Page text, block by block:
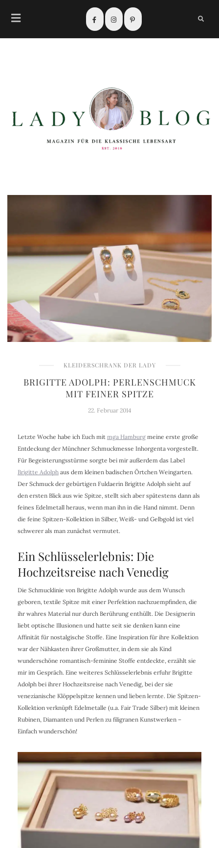
KLEIDERSCHRANK DER LADY
BRIGITTE ADOLPH: PERLENSCHMUCK
MIT FEINER SPITZE
22. Februar 2014
Letzte Woche habe ich Euch mit mga Hamburgmeine erste große
Entdeckung der Münchner Schmuckmesse Inhorgenta vorgestellt.
Für Begeisterungsstürme sorgte bei mir außerdem das Label
Brigitte Adolphaus dem kleinen badischen Örtchen Weingarten.
Der Schmuck der gebürtigen Fuldaerin Brigitte Adolph sieht auf
den ersten Blick aus wie Spitze, stellt sich aber spätestens dann als
feines Edelmetall heraus, wenn man ihn in die Hand nimmt. Denn
die feine Spitzen-Kollektion in Silber, Weiß- und Gelbgold ist viel
schwerer als man zunächst vermutet.
Ein Schlüsselerlebnis: Die
Hochzeitsreise nach Venedig
Die Schmucklinie von Brigitte Adolph wurde aus dem Wunsch
geboren, textile Spitze mit einer Perfektion nachzuempfinden, die
ihr wahres Material nur durch Berührung enthüllt. Die Designerin
liebt optische Illusionen und hatte seit sie denken kann eine
Affinität für nostalgische Stoffe. Eine Inspiration für ihre Kollektion
war der Nähkasten ihrer Großmutter, in dem sie als Kind
wunderschöne romantisch-feminine Stoffe entdeckte, erzählt sie
mir im Gespräch. Eine weiteres Schlüsselerlebnis erfuhr Brigitte
Adolph bei ihrer Hochzeitsreise nach Venedig, bei der sie
venezianische Klöppelspitze kennen und lieben lernte. Die Spitzen-
Kollektion verknüpft Edelmetalle (u.a. Fair Trade Silber) mit kleinen
Rubinen, Diamanten und Perlen zu filigranen Kunstwerken –
Einfach wunderschön!